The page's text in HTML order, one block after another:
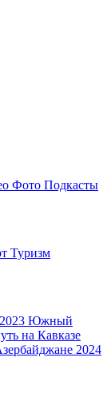
Фото Подкасты
Туризм
Южный
на Кавказе
2024